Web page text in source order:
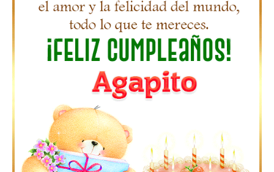
Gifs de Feliz Cumpleaños con Nombres